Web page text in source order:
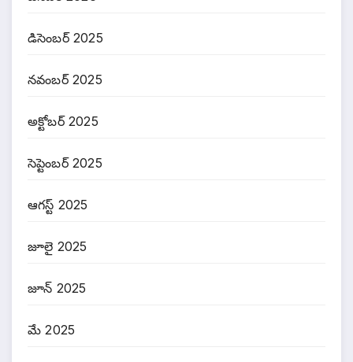
డిసెంబర్ 2025
నవంబర్ 2025
అక్టోబర్ 2025
సెప్టెంబర్ 2025
ఆగస్ట్ 2025
జూలై 2025
జూన్ 2025
మే 2025